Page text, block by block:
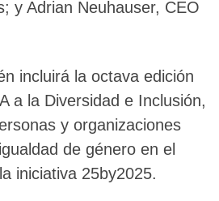
y Adrian Neuhauser, CEO
incluirá la octava edición
a la Diversidad e Inclusión,
y organizaciones
de género en el
iniciativa 25by2025.